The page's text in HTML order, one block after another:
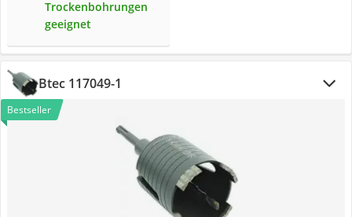
Trockenbohrungen
geeignet
Btec 117049-1
Bestseller